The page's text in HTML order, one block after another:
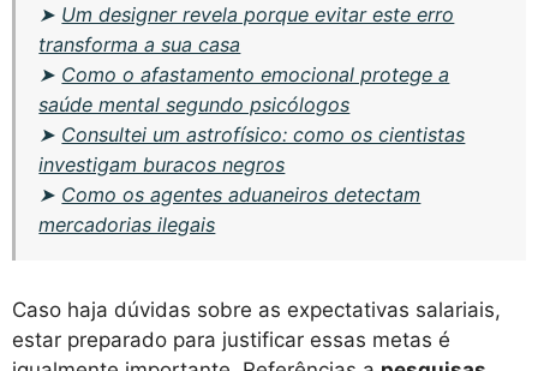
➤ Um designer revela porque evitar este erro
transforma a sua casa
➤ Como o afastamento emocional protege a
saúde mental segundo psicólogos
➤ Consultei um astrofísico: como os cientistas
investigam buracos negros
➤ Como os agentes aduaneiros detectam
mercadorias ilegais
Caso haja dúvidas sobre as expectativas salariais,
estar preparado para justificar essas metas é